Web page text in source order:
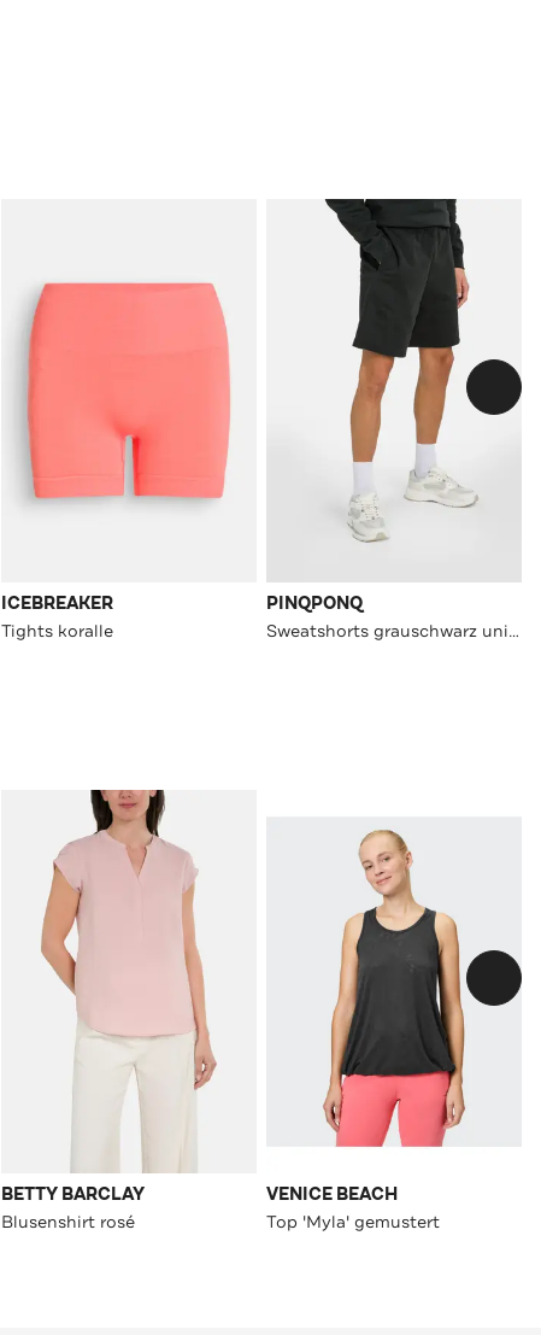
ICEBREAKER
Tights koralle
PINQPONQ
Sweatshorts grauschwarz unisex
BETTY BARCLAY
Blusenshirt rosé
VENICE BEACH
Top 'Myla' gemustert